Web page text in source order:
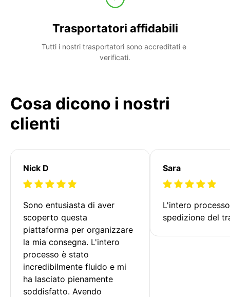
Trasportatori affidabili
Tutti i nostri trasportatori sono accreditati e
verificati.
Cosa dicono i nostri
clienti
Nick D
Sono entusiasta di aver
scoperto questa
piattaforma per organizzare
la mia consegna. L'intero
processo è stato
incredibilmente fluido e mi
ha lasciato pienamente
soddisfatto. Avendo
Sara
L'intero
spedizione del